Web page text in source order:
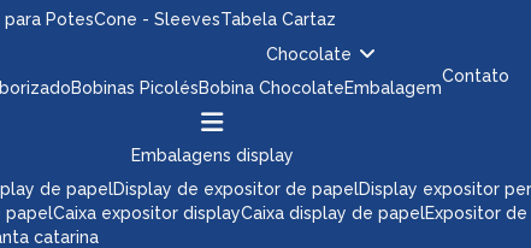
para Potes Cone - Sleeves
Tabela Cartaz
Chocolate
Bobina Chocolate Embalagem
Bobinas Picolés
Contato
embalagens display
de papel
display de expositor de papel
display expositor
papel
caixa expositor display expositor
caixa display de papel
catarina